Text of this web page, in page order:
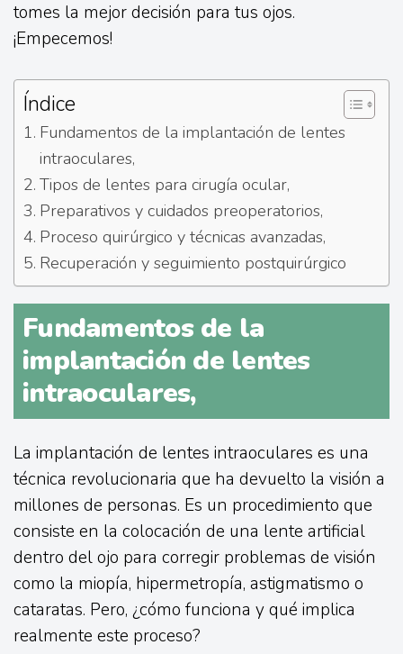
tomes la mejor decisión para tus ojos.
¡Empecemos!
Índice
Fundamentos de la implantación de lentes
intraoculares,
Tipos de lentes para cirugía ocular,
Preparativos y cuidados preoperatorios,
Proceso quirúrgico y técnicas avanzadas,
Recuperación y seguimiento postquirúrgico
Fundamentos de la
implantación de lentes
intraoculares,
La implantación de lentes intraoculares es una
técnica revolucionaria que ha devuelto la visión a
millones de personas. Es un procedimiento que
consiste en la colocación de una lente artificial
dentro del ojo para corregir problemas de visión
como la miopía, hipermetropía, astigmatismo o
cataratas. Pero, ¿cómo funciona y qué implica
realmente este proceso?